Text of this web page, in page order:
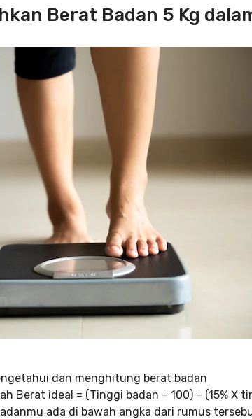
Berat Badan 5 Kg
dan menghitung berat badan
Berat ideal = (Tinggi badan – 100) – (15% X
ada di bawah angka dari rumus